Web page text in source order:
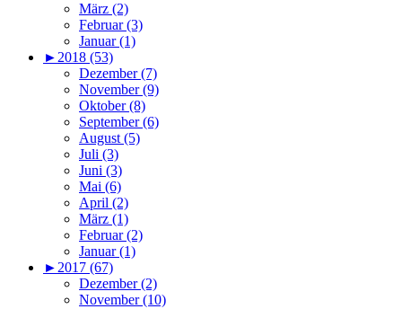
März (2)
Februar (3)
Januar (1)
► 2018 (53)
Dezember (7)
November (9)
Oktober (8)
September (6)
August (5)
Juli (3)
Juni (3)
Mai (6)
April (2)
März (1)
Februar (2)
Januar (1)
► 2017 (67)
Dezember (2)
November (10)